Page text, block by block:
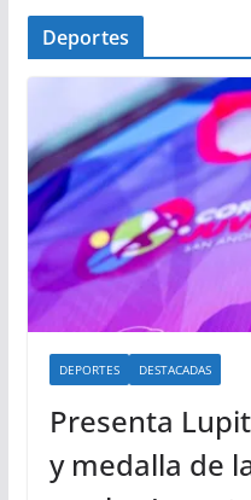
Deportes
DEPORTES DESTACADAS
Presenta
y medalla de